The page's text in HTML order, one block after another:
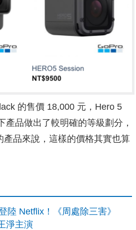
的售價 18,000 元，Hero 5
產品做出了較明確的等級劃分，
產品來說，這樣的價格其實也算
陸 Netflix！《周處除三害》
淨主演